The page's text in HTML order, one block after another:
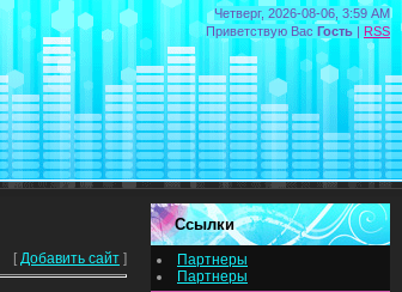
Четверг, 2026-08-06, 3:59 AM
Приветствую Вас Гость | RSS
[ Добавить сайт ]
Ссылки
Партнеры
Партнеры